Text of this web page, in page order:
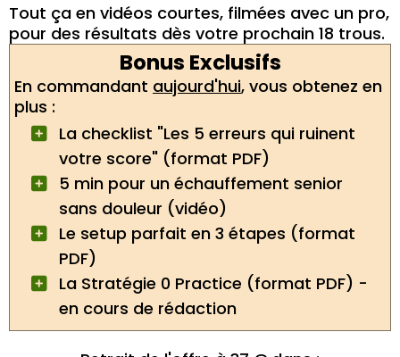
Tout ça en vidéos courtes, filmées avec un pro,
pour des résultats dès votre prochain 18 trous.
Bonus Exclusifs
En commandant aujourd'hui, vous obtenez en
plus :
La checklist "Les 5 erreurs qui ruinent
votre score" (format PDF)
5 min pour un échauffement senior
sans douleur (vidéo)
Le setup parfait en 3 étapes (format
PDF)
La Stratégie 0 Practice (format PDF) -
en cours de rédaction